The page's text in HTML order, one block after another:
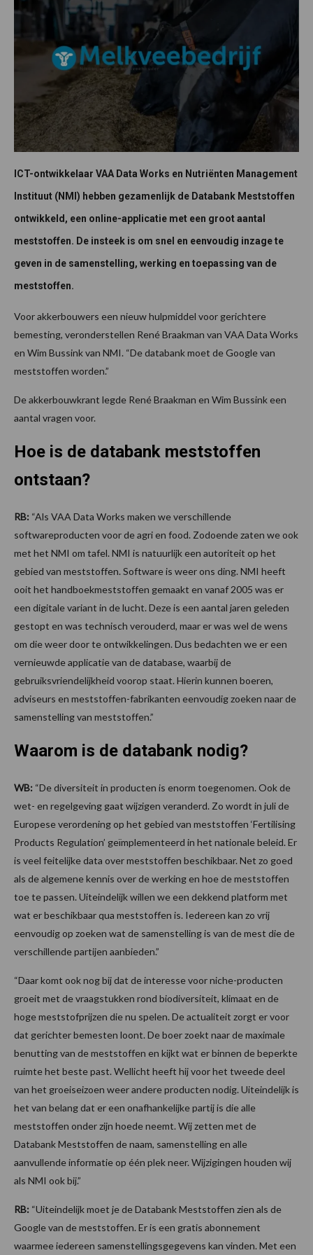
ICT-ontwikkelaar VAA Data Works en Nutriënten Management
Instituut (NMI) hebben gezamenlijk de Databank Meststo­ffen
ontwikkeld, een online-applicatie met een groot aantal
meststo­ffen. De insteek is om snel en eenvoudig inzage te
geven in de samenstelling, werking en toepassing van de
meststo­ffen.
Voor akkerbouwers een nieuw hulpmiddel voor gerichtere
bemesting, veronderstellen René Braakman van VAA Data Works
en Wim Bussink van NMI. “De databank moet de Google van
meststo­ffen worden.”
De akkerbouwkrant legde René Braakman en Wim Bussink een
aantal vragen voor.
Hoe is de databank meststoffen
ontstaan?
RB: “Als VAA Data Works maken we verschillende
softwareproducten voor de agri en food. Zodoende zaten we ook
met het NMI om tafel. NMI is natuurlijk een autoriteit op het
gebied van meststoffen. Software is weer ons ding. NMI heeft
ooit het handboekmeststoffen gemaakt en vanaf 2005 was er
een digitale variant in de lucht. Deze is een aantal jaren geleden
gestopt en was technisch verouderd, maar er was wel de wens
om die weer door te ontwikkelingen. Dus bedachten we er een
vernieuwde applicatie van de database, waarbij de
gebruiksvriendelijkheid voorop staat. Hierin kunnen boeren,
adviseurs en meststoffen-fabrikanten eenvoudig zoeken naar de
samenstelling van meststoffen.”
Waarom is de databank nodig?
WB: “De diversiteit in producten is enorm toegenomen. Ook de
wet- en regelgeving gaat wijzigen veranderd. Zo wordt in juli de
Europese verordening op het gebied van meststoffen ‘Fertilising
Products Regulation’ geïmplementeerd in het nationale beleid. Er
is veel feitelijke data over meststoffen beschikbaar. Net zo goed
als de algemene kennis over de werking en hoe de meststoffen
toe te passen. Uiteindelijk willen we een dekkend platform met
wat er beschikbaar qua meststoffen is. Iedereen kan zo vrij
eenvoudig op zoeken wat de samenstelling is van de mest die de
verschillende partijen aanbieden.”
“Daar komt ook nog bij dat de interesse voor niche-producten
groeit met de vraagstukken rond biodiversiteit, klimaat en de
hoge meststofprijzen die nu spelen. De actualiteit zorgt er voor
dat gerichter bemesten loont. De boer zoekt naar de maximale
benutting van de meststoffen en kijkt wat er binnen de beperkte
ruimte het beste past. Wellicht heeft hij voor het tweede deel
van het groeiseizoen weer andere producten nodig. Uiteindelijk is
het van belang dat er een onafhankelijke partij is die alle
meststoffen onder zijn hoede neemt. Wij zetten met de
Databank Meststoffen de naam, samenstelling en alle
aanvullende informatie op één plek neer. Wijzigingen houden wij
als NMI ook bij.”
RB: “Uiteindelijk moet je de Databank Meststoffen zien als de
Google van de meststoffen. Er is een gratis abonnement
waarmee iedereen samenstellingsgegevens kan vinden. Met een